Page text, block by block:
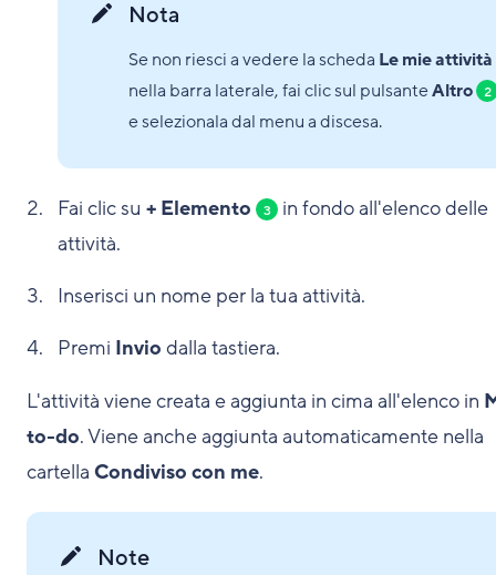
Nota
Se non riesci a vedere la scheda Le mie attività
nella barra laterale, fai clic sul pulsanteAltro 2
e selezionala dal menu a discesa.
Fai clic su + Elemento 3
in fondo all'elenco delle
attività.
Inserisci un nome per la tua attività.
Premi Invio dalla tastiera.
L'attività viene creata e aggiunta in cima all'elenco in
to-do. Viene anche aggiunta automaticamente nella
cartella Condiviso con me.
Note